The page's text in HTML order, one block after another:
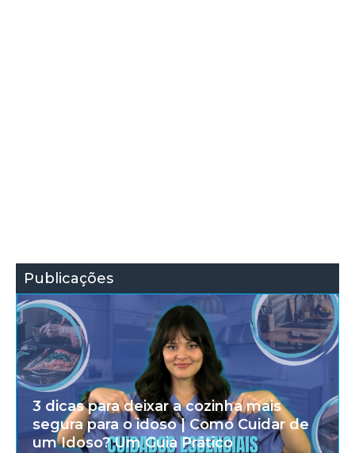
Publicações
3 dicas para deixar a cozinha mais
segura para o idoso | Como Cuidar de
um Idoso? Um Guia Prático